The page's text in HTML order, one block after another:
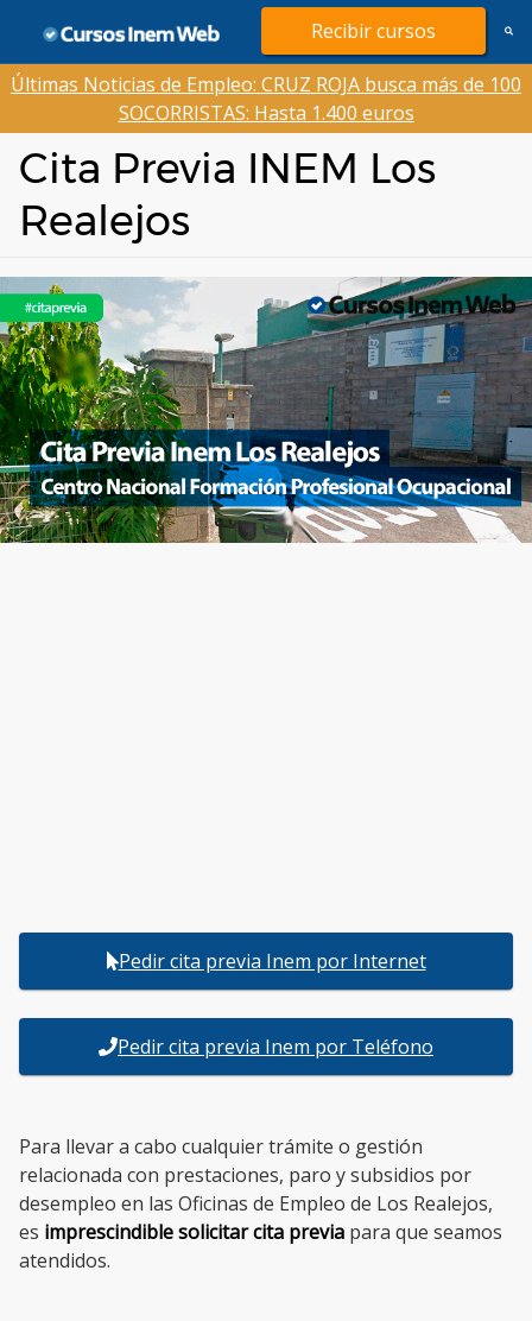
contenido
Recibir cursos
Últimas Noticias de Empleo: CRUZ ROJA busca más de 100
SOCORRISTAS: Hasta 1.400 euros
Cita Previa INEM Los
Realejos
Pedir cita previa Inem por Internet
Pedir cita previa Inem por Teléfono
Para llevar a cabo cualquier trámite o gestión
relacionada con prestaciones, paro y subsidios por
desempleo en las Oficinas de Empleo de Los Realejos,
es imprescindible solicitar cita previa para que seamos
atendidos.